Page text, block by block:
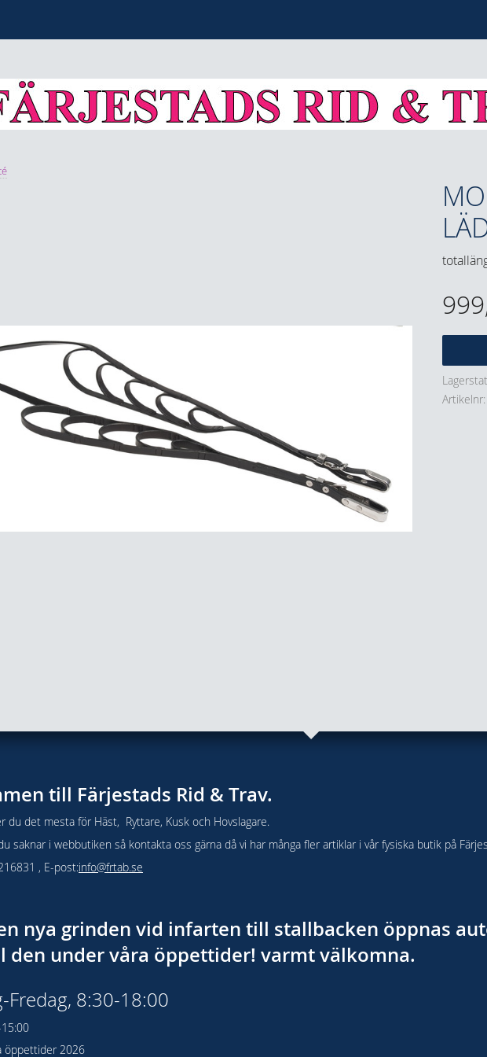
Artikelnr
till Färjestads Rid & Trav.
du det mesta för Häst, Ryttare, Kusk och Hovslagare.
saknar i webbutiken så kontakta oss gärna då vi har många fler artiklar i vår fysiska butik på
, E-post:info@frtab.se
nya grinden vid infarten till stallbacken öppnas
den under våra öppettider! varmt välkomna.
Fredag, 8:30-18:00
öppettider 2026